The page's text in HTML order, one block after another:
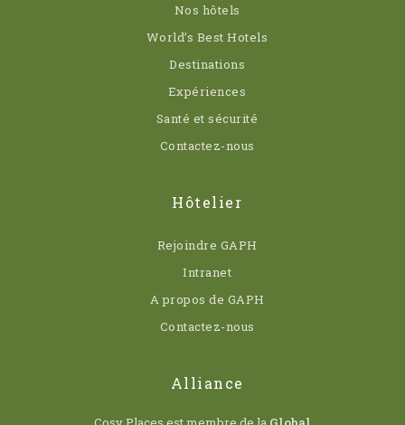
Nos hôtels
World’s Best Hotels
Destinations
Expériences
Santé et sécurité
Contactez-nous
Hôtelier
Rejoindre GAPH
Intranet
A propos de GAPH
Contactez-nous
Alliance